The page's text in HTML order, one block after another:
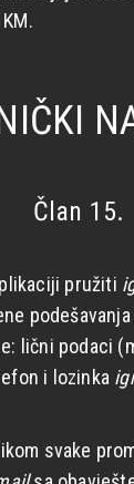
Član 15.
pružiti
lični podaci
i lozinka
svake